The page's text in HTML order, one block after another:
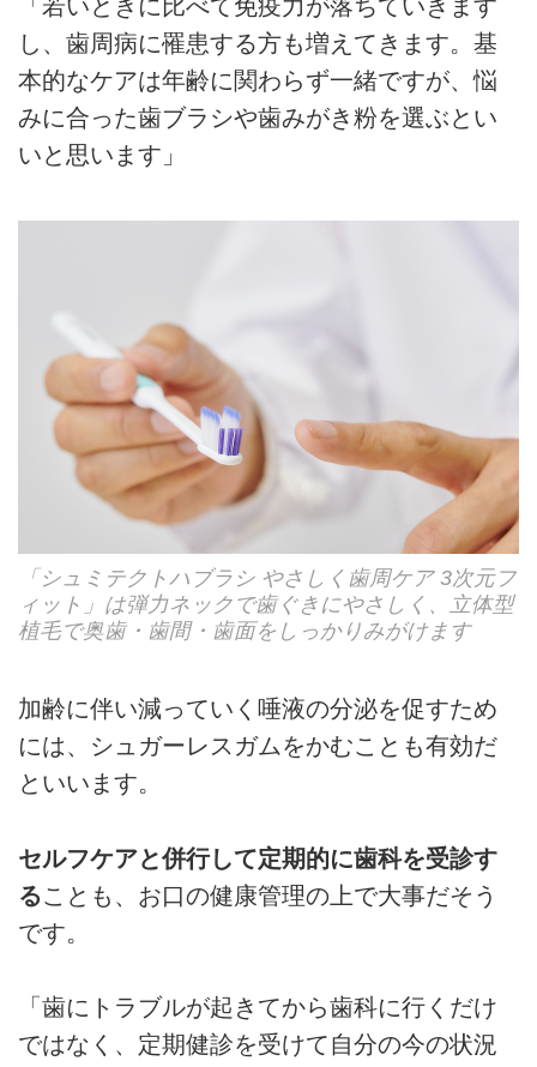
「若いときに比べて免疫力が落ちていきます
し、歯周病に罹患する方も増えてきます。基
本的なケアは年齢に関わらず一緒ですが、悩
みに合った歯ブラシや歯みがき粉を選ぶとい
いと思います」
「シュミテクトハブラシ やさしく歯周ケア 3次元フ
ィット」は弾力ネックで歯ぐきにやさしく、立体型
植毛で奥歯・歯間・歯面をしっかりみがけます
加齢に伴い減っていく唾液の分泌を促すため
には、シュガーレスガムをかむことも有効だ
といいます。
セルフケアと併行して定期的に歯科を受診す
ることも、お口の健康管理の上で大事だそう
です。
「歯にトラブルが起きてから歯科に行くだけ
ではなく、定期健診を受けて自分の今の状況